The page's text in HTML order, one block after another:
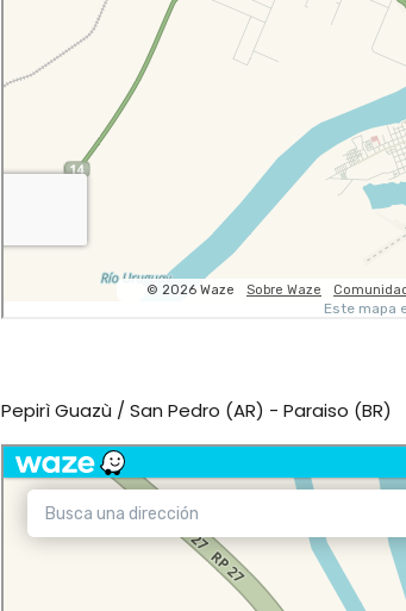
Pepirì Guazù / San Pedro (AR) - Paraiso (BR)